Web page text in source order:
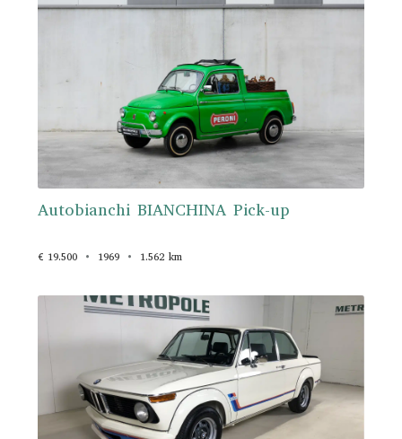
Autobianchi BIANCHINA Pick-up
€ 19.500 1969 1.562 km